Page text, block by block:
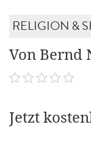
RELIGION &
Von Bernd
Jetzt